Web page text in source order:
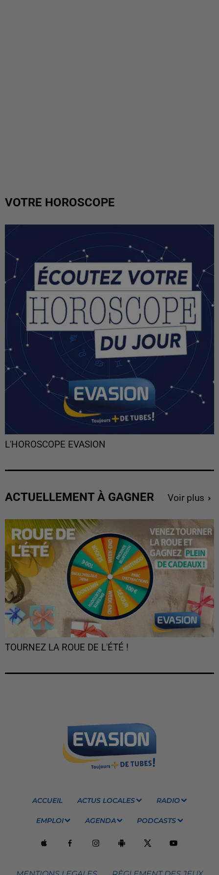
VOTRE HOROSCOPE
L'HOROSCOPE EVASION
ACTUELLEMENT À GAGNER Voir plus
TOURNEZ LA ROUE DE L'ÉTÉ !
ACCUEIL ACTUS LOCALES RADIO
EMPLOI AGENDA PODCASTS